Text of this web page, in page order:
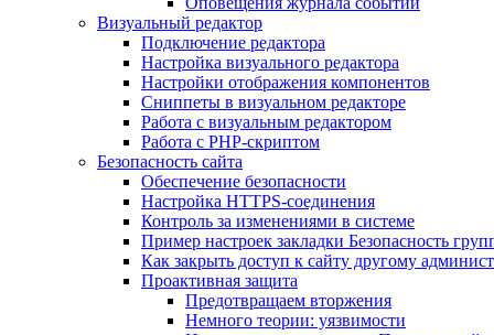
Визуальный редактор
Подключение редактора
Настройка визуального редактора
Настройки отображения компонентов
Сниппеты в визуальном редакторе
Работа с визуальным редактором
Работа с PHP-скриптом
Безопасность сайта
Обеспечение безопасности
Настройка HTTPS-соединения
Контроль за изменениями в системе
Пример настроек закладки Безопасность
Как закрыть доступ к сайту другому
Проактивная защита
Предотвращаем вторжения
Немного теории: уязвимости